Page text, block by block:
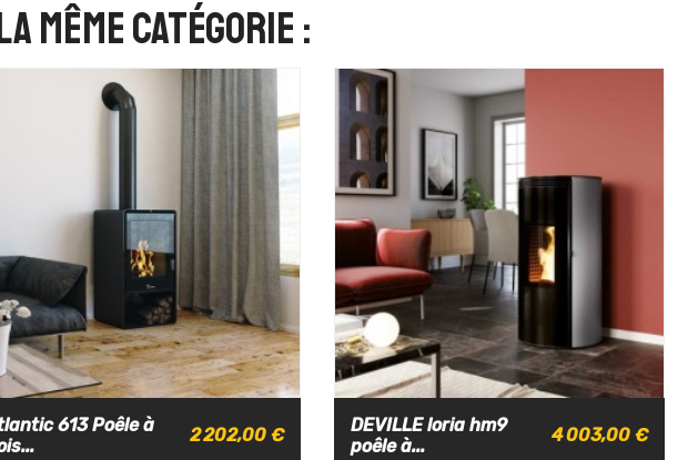
même catégorie :
613 Poêle à
2 202,00 €
DEVILLE loria hm9
poêle à...
4 003,00 €